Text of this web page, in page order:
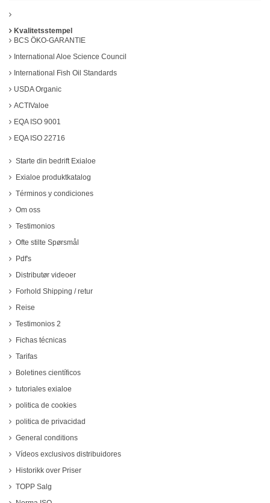
Kvalitetsstempel
BCS ÖKO-GARANTIE
International Aloe Science Council
International Fish Oil Standards
USDA Organic
ACTIValoe
EQA ISO 9001
EQA ISO 22716
Starte din bedrift Exialoe
Exialoe produktkatalog
Términos y condiciones
Om oss
Testimonios
Ofte stilte Spørsmål
Pdf's
Distributør videoer
Forhold Shipping / retur
Reise
Testimonios 2
Fichas técnicas
Tarifas
Boletines científicos
tutoriales exialoe
politica de cookies
politica de privacidad
General conditions
Vídeos exclusivos distribuidores
Historikk over Priser
TOPP Salg